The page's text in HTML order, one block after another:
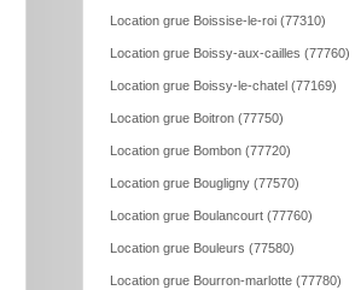
Location grue Boissise-le-roi (77310)
Location grue Boissy-aux-cailles (77760)
Location grue Boissy-le-chatel (77169)
Location grue Boitron (77750)
Location grue Bombon (77720)
Location grue Bougligny (77570)
Location grue Boulancourt (77760)
Location grue Bouleurs (77580)
Location grue Bourron-marlotte (77780)